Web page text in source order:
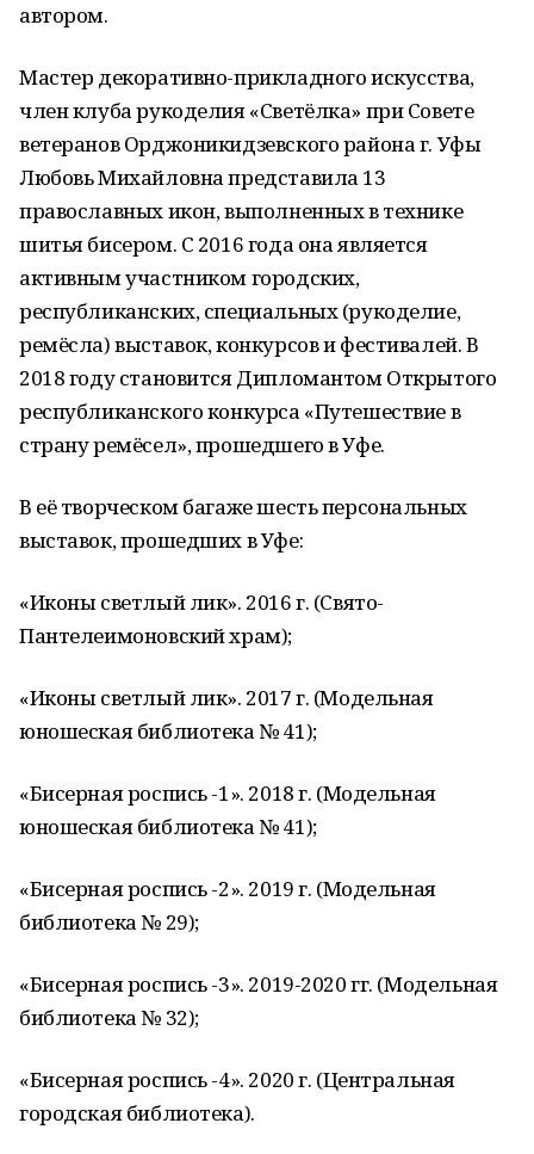
автором.
Мастер декоративно-прикладного искусства,
член клуба рукоделия «Светёлка» при Совете
ветеранов Орджоникидзевского района г. Уфы
Любовь Михайловна представила 13
православных икон, выполненных в технике
шитья бисером. С 2016 года она является
активным участником городских,
республиканских, специальных (рукоделие,
ремёсла) выставок, конкурсов и фестивалей. В
2018 году становится Дипломантом Открытого
республиканского конкурса «Путешествие в
страну ремёсел», прошедшего в Уфе.
В её творческом багаже шесть персональных
выставок, прошедших в Уфе:
«Иконы светлый лик». 2016 г. (Свято-
Пантелеимоновский храм);
«Иконы светлый лик». 2017 г. (Модельная
юношеская библиотека № 41);
«Бисерная роспись -1». 2018 г. (Модельная
юношеская библиотека № 41);
«Бисерная роспись -2». 2019 г. (Модельная
библиотека № 29);
«Бисерная роспись -3». 2019-2020 гг. (Модельная
библиотека № 32);
«Бисерная роспись -4». 2020 г. (Центральная
городская библиотека).